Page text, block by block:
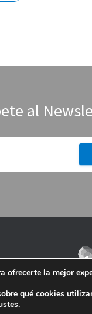
al
ofrecerte la mejor
qué cookies
.